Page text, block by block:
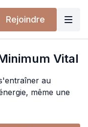
Rejoindre
Vital
au
même une
s'entraîner juste le